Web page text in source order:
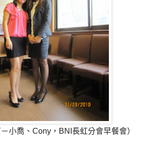
小喬、Cony，BNI長虹分會早餐會）